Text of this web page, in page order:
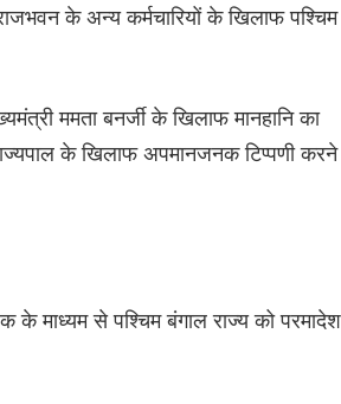
के अन्य कर्मचारियों के खिलाफ पश्चिम
ममता बनर्जी के खिलाफ मानहानि का
राज्यपाल के खिलाफ अपमानजनक टिप्पणी
के माध्यम से पश्चिम बंगाल राज्य को परमादेश